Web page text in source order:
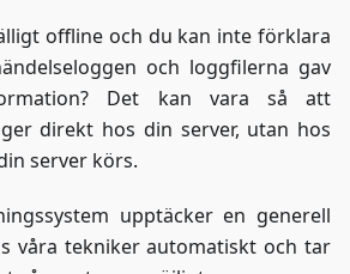
offline och du kan inte förklara
och loggfilerna gav
Det kan vara så att
direkt hos din server, utan hos
server körs.
upptäcker en generell
våra tekniker automatiskt och tar